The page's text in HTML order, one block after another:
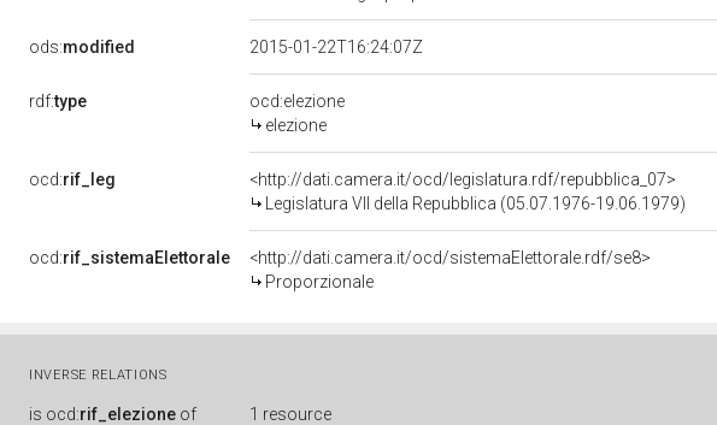
ods:modified 2015-01-22T16:24:07Z
rdf:type
ocd:elezione
elezione
ocd:rif_leg
<http://dati.camera.it/ocd/legislatura.rdf/repubblica_07>
Legislatura VII della Repubblica (05.07.1976-19.06.1979)
ocd:rif_sistemaElettorale
<http://dati.camera.it/ocd/sistemaElettorale.rdf/se8>
Proporzionale
INVERSE RELATIONS
is ocd:rif_elezione of 1 resource